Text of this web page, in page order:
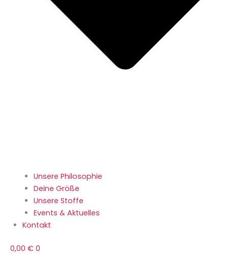
Unsere Philosophie
Deine Größe
Unsere Stoffe
Events & Aktuelles
Kontakt
0,00 € 0